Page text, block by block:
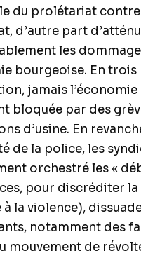
du prolétariat
d’autre part
les
bourgeoise. En trois
jamais l’économie
bloquée par des
d’usine. En
de la police, les
orchestré les «
pour discréditer
à la violence),
notamment des
mouvement de